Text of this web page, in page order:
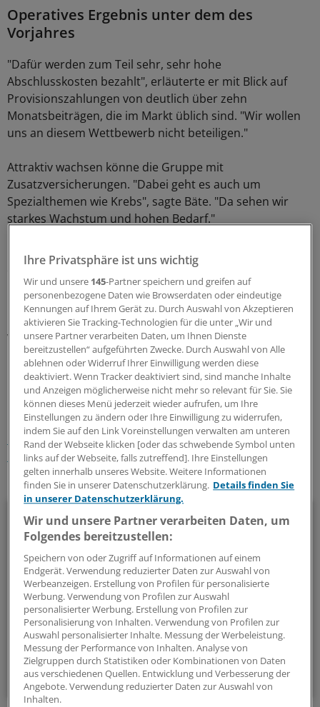
Operatives Ergebnis unter dem des
Vorjahres
"Dafür werden zum Teil sehr, sehr hohe
Abschlusskosten bezahlt", erläuterte er mit Blick auf
Provisionszahlungen von deutlich über zehn
Monatsbeiträgen, die im Markt üblich sind. "Wir wollen
uns an diesem Wettbewerb nicht beteiligen."
Attraktiv wachsen könne die Gruppe mit
Zusatzversicherungen. "Dabei geht es auch um
Spezialthemen wie Krebs", sagte Bäte. "Da sehen wir
starkes Wachstum und hohen Bedarf."
Die Allianz Private Krankenversicherung erzielte in den
ersten neun Monaten Beitragseinnahmen von
unverändert 2,41 Milliarden Euro. Das operative
Ergebnis lag mit 105 Millionen Euro allerdings deutlich
unter den 124 Millionen Euro des vergleichbaren
Vorjahreszeitraums.
0
Schlagworte:
Unternehmen Krankenkassen Praxisführung
Klinik-Management Krebs
Ihr Newsletter zum Thema
Beruf & Alltag
Die Sonntagslektüre: Lesen Sie Wissenswertes und
Nützliches für Ihre tägliche Arbeit, lassen Sie sich von
Kolleginnen und Kollegen inspirieren - und seien Sie immer
einen Schritt voraus.
wöchentlich (Sonntag)
Zum Abonnieren bitte anmelden
Ihre Privatsphäre ist uns wichtig
Wir und unsere 145-Partner speichern und greifen auf
personenbezogene Daten wie Browserdaten oder eindeutige
Kennungen auf Ihrem Gerät zu. Durch Auswahl von Akzeptieren
aktivieren Sie Tracking-Technologien für die unter „Wir und
unsere Partner verarbeiten Daten, um Ihnen Dienste
bereitzustellen“ aufgeführten Zwecke. Durch Auswahl von Alle
ablehnen oder Widerruf Ihrer Einwilligung werden diese
deaktiviert. Wenn Tracker deaktiviert sind, sind manche Inhalte
und Anzeigen möglicherweise nicht mehr so relevant für Sie. Sie
können dieses Menü jederzeit wieder aufrufen, um Ihre
Einstellungen zu ändern oder Ihre Einwilligung zu widerrufen,
indem Sie auf den Link Voreinstellungen verwalten am unteren
Rand der Webseite klicken [oder das schwebende Symbol unten
links auf der Webseite, falls zutreffend]. Ihre Einstellungen
gelten innerhalb unseres Website. Weitere Informationen
finden Sie in unserer Datenschutzerklärung. Details finden Sie
in unserer Datenschutzerklärung.
Wir und unsere Partner verarbeiten Daten, um
Folgendes bereitzustellen:
Speichern von oder Zugriff auf Informationen auf einem
Endgerät. Verwendung reduzierter Daten zur Auswahl von
Werbeanzeigen. Erstellung von Profilen für personalisierte
Werbung. Verwendung von Profilen zur Auswahl
personalisierter Werbung. Erstellung von Profilen zur
Personalisierung von Inhalten. Verwendung von Profilen zur
Auswahl personalisierter Inhalte. Messung der Werbeleistung.
Messung der Performance von Inhalten. Analyse von
Zielgruppen durch Statistiken oder Kombinationen von Daten
aus verschiedenen Quellen. Entwicklung und Verbesserung der
Angebote. Verwendung reduzierter Daten zur Auswahl von
Inhalten.